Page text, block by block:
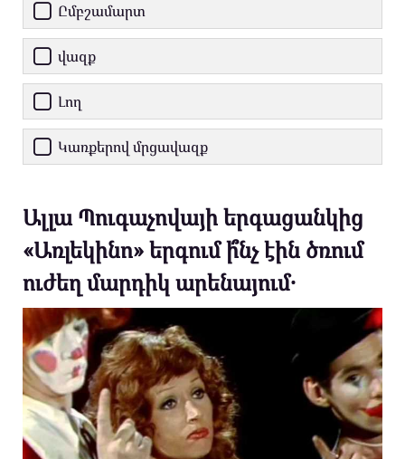
Ըմբշամարտ
վազք
Լող
Կառքերով մրցավազք
Ալլա Պուգաչովայի երգացանկից
«Առլեկինո» երգում ի՞նչ էին ծռում
ուժեղ մարդիկ արենայում․